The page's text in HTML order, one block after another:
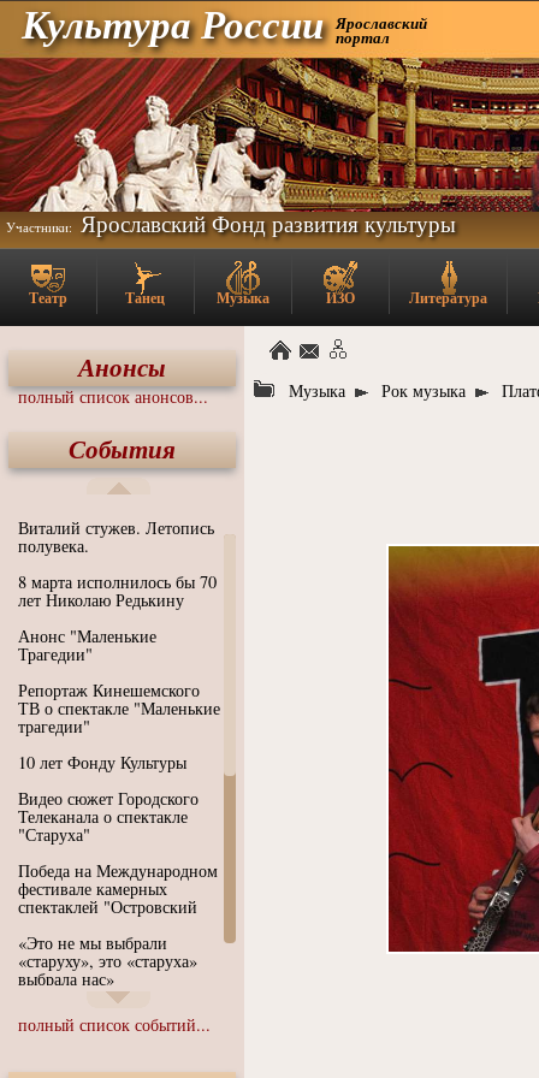
Культура России Ярославский
портал
Участники: Ярославский Фонд развития культуры
Театр Танец Музыка ИЗО Литература
Анонсы
полный список анонсов...
События
Виталий стужев. Летопись
полувека.
8 марта исполнилось бы 70
лет Николаю Редькину
Анонс "Маленькие
Трагедии"
Репортаж Кинешемского
ТВ о спектакле "Маленькие
трагедии"
10 лет Фонду Культуры
Видео сюжет Городского
Телеканала о спектакле
"Старуха"
Победа на Международном
фестивале камерных
спектаклей "Островский
«Это не мы выбрали
«старуху», это «старуха»
выбрала нас»
Иммерсивный спектакль
"Язык чистого полета
полный список событий...
Музыка Рок музыка